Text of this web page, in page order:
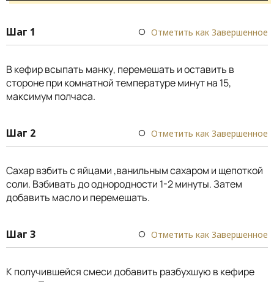
Шаг 1 Отметить как Завершенное
В кефир всыпать манку, перемешать и оставить в
стороне при комнатной температуре минут на 15,
максимум полчаса.
Шаг 2 Отметить как Завершенное
Сахар взбить с яйцами ,ванильным сахаром и щепоткой
соли. Взбивать до однородности 1-2 минуты. Затем
добавить масло и перемешать.
Шаг 3 Отметить как Завершенное
К получившейся смеси добавить разбухшую в кефире